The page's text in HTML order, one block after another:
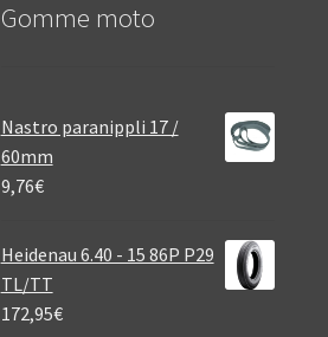
Gomme moto
Nastro paranippli 17 /
60mm
9,76€
Heidenau 6.40 - 15 86P P29
TL/TT
172,95€